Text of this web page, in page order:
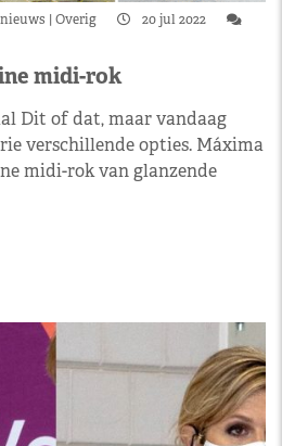
Overig
20 jul 2022
midi-rok
Dit of dat, maar vandaag
verschillende opties. Máxima
midi-rok van glanzende